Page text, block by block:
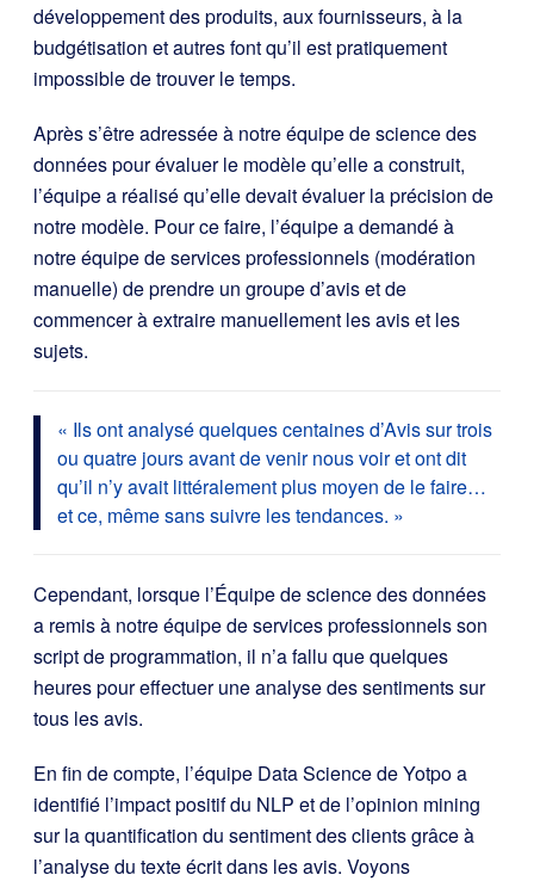
développement des produits, aux fournisseurs, à la
budgétisation et autres font qu’il est pratiquement
impossible de trouver le temps.
Après s’être adressée à notre équipe de science des
données pour évaluer le modèle qu’elle a construit,
l’équipe a réalisé qu’elle devait évaluer la précision de
notre modèle. Pour ce faire, l’équipe a demandé à
notre équipe de services professionnels (modération
manuelle) de prendre un groupe d’avis et de
commencer à extraire manuellement les avis et les
sujets.
« Ils ont analysé quelques centaines d’Avis sur trois
ou quatre jours avant de venir nous voir et ont dit
qu’il n’y avait littéralement plus moyen de le faire…
et ce, même sans suivre les tendances. »
Cependant, lorsque l’Équipe de science des données
a remis à notre équipe de services professionnels son
script de programmation, il n’a fallu que quelques
heures pour effectuer une analyse des sentiments sur
tous les avis.
En fin de compte, l’équipe Data Science de Yotpo a
identifié l’impact positif du NLP et de l’opinion mining
sur la quantification du sentiment des clients grâce à
l’analyse du texte écrit dans les avis. Voyons